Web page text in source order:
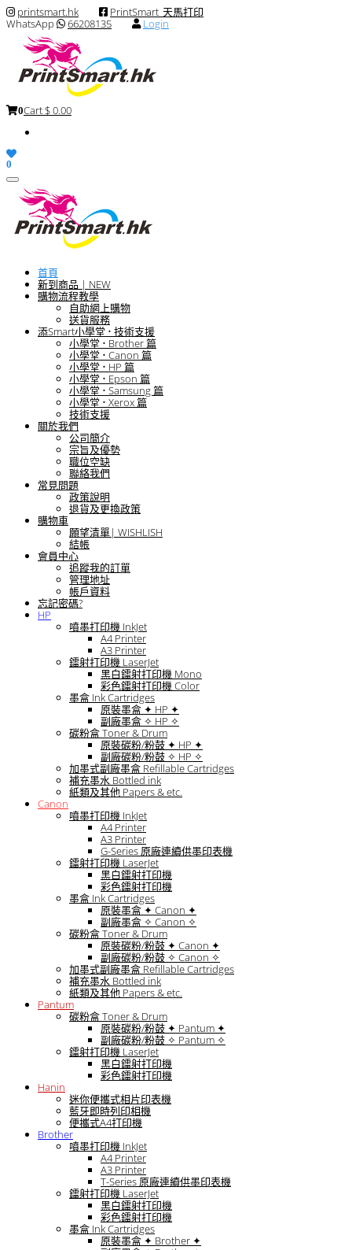
printsmart.hk
PrintSmart_天馬打印
WhatsApp
66208135 Login
0Cart$ 0.00
0
Toggle
navigation
首頁
新到商品 | NEW
購物流程教學
自助網上購物
送貨服務
添Smart小學堂 • 技術支援
小學堂 • Brother 篇
小學堂 • Canon 篇
小學堂 • HP 篇
小學堂 • Epson 篇
小學堂 • Samsung 篇
小學堂 • Xerox 篇
技術支援
關於我們
公司簡介
宗旨及優勢
職位空缺
聯絡我們
常見問題
政策說明
退貨及更換政策
購物車
願望清單| WISHLISH
結帳
會員中心
追蹤我的訂單
管理地址
帳戶資料
忘記密碼?
HP
噴墨打印機 InkJet
A4 Printer
A3 Printer
鐳射打印機 LaserJet
黑白鐳射打印機 Mono
彩色鐳射打印機 Color
墨盒 Ink Cartridges
原裝墨盒 ✦ HP ✦
副廠墨盒 ✧ HP ✧
碳粉盒 Toner & Drum
原裝碳粉/粉鼓 ✦ HP ✦
副廠碳粉/粉鼓 ✧ HP ✧
加墨式副廠墨盒 Refillable Cartridges
補充墨水 Bottled ink
紙類及其他 Papers & etc.
Canon
噴墨打印機 InkJet
A4 Printer
A3 Printer
G-Series 原廠連續供墨印表機
鐳射打印機 LaserJet
黑白鐳射打印機
彩色鐳射打印機
墨盒 Ink Cartridges
原裝墨盒 ✦ Canon ✦
副廠墨盒 ✧ Canon ✧
碳粉盒 Toner & Drum
原裝碳粉/粉鼓 ✦ Canon ✦
副廠碳粉/粉鼓 ✧ Canon ✧
加墨式副廠墨盒 Refillable Cartridges
補充墨水 Bottled ink
紙類及其他 Papers & etc.
Pantum
碳粉盒 Toner & Drum
原裝碳粉/粉鼓 ✦ Pantum ✦
副廠碳粉/粉鼓 ✧ Pantum ✧
鐳射打印機 LaserJet
黑白鐳射打印機
彩色鐳射打印機
Hanin
迷你便攜式相片印表機
藍牙即時列印相機
便攜式A4打印機
Brother
噴墨打印機 InkJet
A4 Printer
A3 Printer
T-Series 原廠連續供墨印表機
鐳射打印機 LaserJet
黑白鐳射打印機
彩色鐳射打印機
墨盒 Ink Cartridges
原裝墨盒 ✦ Brother ✦